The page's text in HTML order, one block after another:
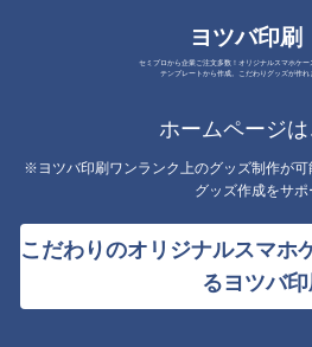
ヨツバ印刷
セミプロから企業ご注文多数！オリジナルスマホケー
テンプレートから作成。こだわりグッズが作れ
ホームページは
※ヨツバ印刷ワンランク上のグッズ制作が可
グッズ作成をサポ
こだわりのオリジナルスマホ
るヨツバ印